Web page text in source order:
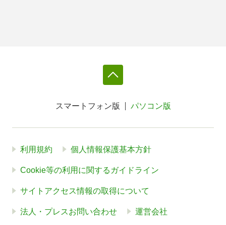
スマートフォン版 パソコン版
利用規約 個人情報保護基本方針
Cookie等の利用に関するガイドライン
サイトアクセス情報の取得について
法人・プレスお問い合わせ 運営会社